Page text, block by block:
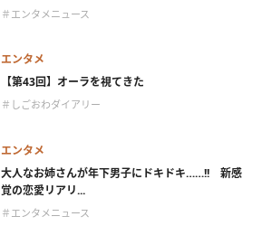
＃エンタメニュース
エンタメ
【第43回】オーラを視てきた
＃しごおわダイアリー
エンタメ
大人なお姉さんが年下男子にドキドキ……!! 新感
覚の恋愛リアリ...
＃エンタメニュース